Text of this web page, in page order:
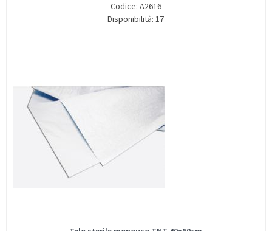
Codice: A2616
Disponibilità: 17